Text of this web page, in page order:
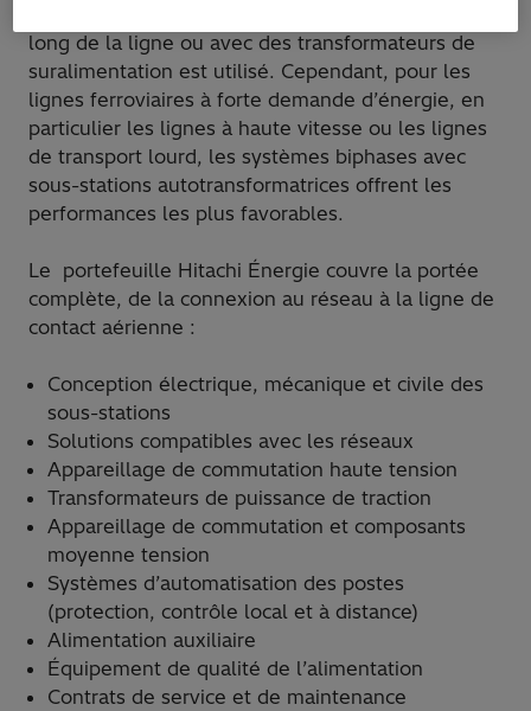
long de la ligne ou avec des transformateurs de
suralimentation est utilisé. Cependant, pour les
lignes ferroviaires à forte demande d’énergie, en
particulier les lignes à haute vitesse ou les lignes
de transport lourd, les systèmes biphases avec
sous-stations autotransformatrices offrent les
performances les plus favorables.
Le portefeuille Hitachi Énergie couvre la portée
complète, de la connexion au réseau à la ligne de
contact aérienne :
Conception électrique, mécanique et civile des
sous-stations
Solutions compatibles avec les réseaux
Appareillage de commutation haute tension
Transformateurs de puissance de traction
Appareillage de commutation et composants
moyenne tension
Systèmes d’automatisation des postes
(protection, contrôle local et à distance)
Alimentation auxiliaire
Équipement de qualité de l’alimentation
Contrats de service et de maintenance